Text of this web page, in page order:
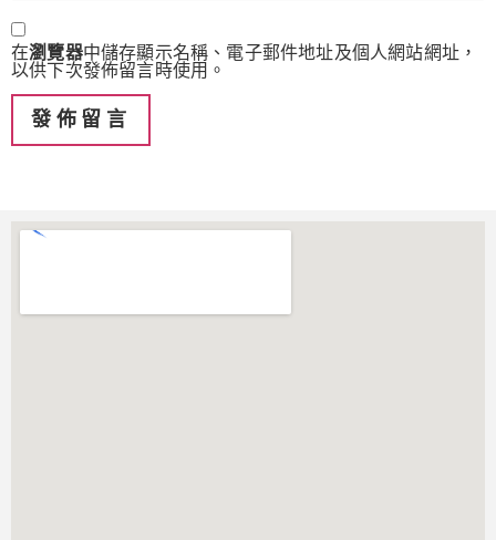
在瀏覽器中儲存顯示名稱、電子郵件地址及個人網站網址，
以供下次發佈留言時使用。